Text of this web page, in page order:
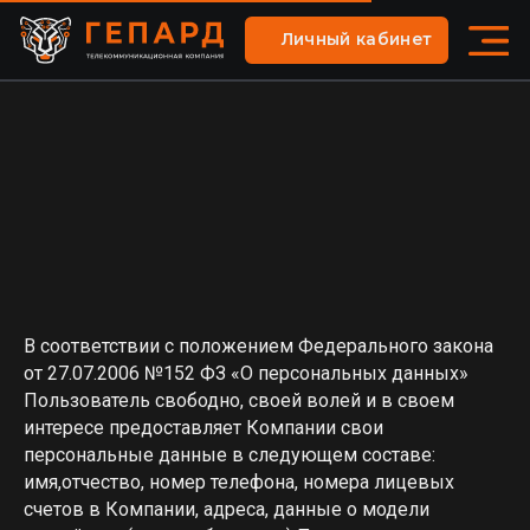
Личный кабинет
В соответствии с положением Федерального закона
от 27.07.2006 №152 ФЗ «О персональных данных»
Пользователь свободно, своей волей и в своем
интересе предоставляет Компании свои
персональные данные в следующем составе:
имя,отчество, номер телефона, номера лицевых
счетов в Компании, адреса, данные о модели